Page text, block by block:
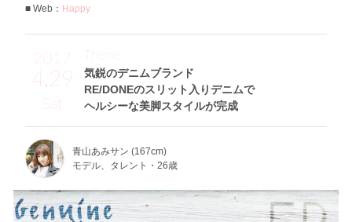
Web： Happy
2017
4.29
Sat
気鋭のデニムブランド
RE/DONEのスリット入りデニムで
ヘルシーな美脚スタイルが完成
Theme
青山あみサン (167cm)
モデル、タレント・26歳